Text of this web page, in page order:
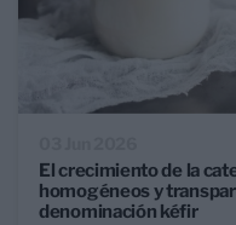
El crecimiento de la
homogéneos y
denominación kéfir